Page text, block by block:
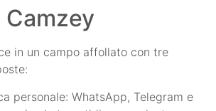
in un campo affollato con tre
personale: WhatsApp, Telegram e